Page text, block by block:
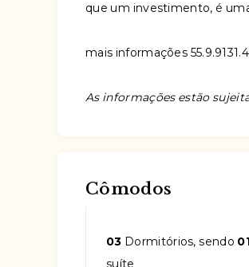
que um investimento, é
mais informações
As informações estão
Cômodos
03 Dormitórios, sendo
suíte